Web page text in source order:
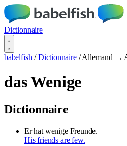
Dictionnaire
babelfish / Dictionnaire / Allemand →
das Wenige
Dictionnaire
Er hat wenige Freunde.
His friends are few.